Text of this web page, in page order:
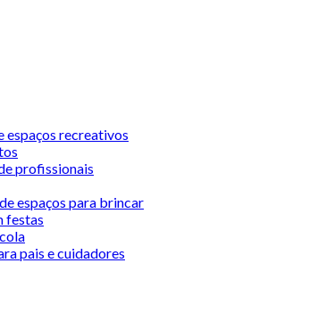
espaços recreativos
profissionais
espaços para brincar
festas
pais e cuidadores